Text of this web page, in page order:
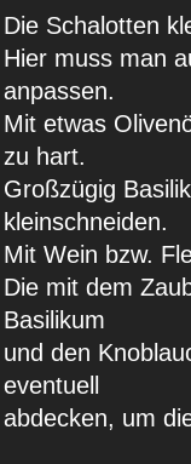
Die Schalotten
Hier muss man
anpassen.
Mit etwas
zu hart.
Großzügig
kleinschneiden.
Mit Wein bzw.
Die mit dem
Basilikum
und den
eventuell
abdecken, um